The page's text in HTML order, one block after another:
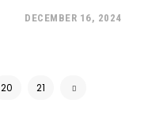
DECEMBER 16, 2024
20 21